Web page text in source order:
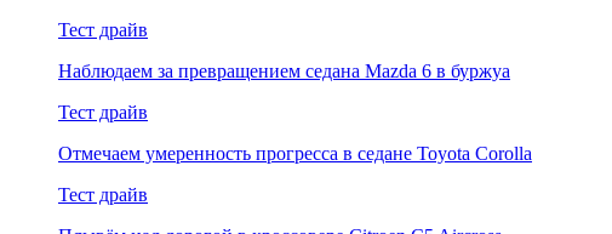
Тест драйв
Наблюдаем за превращением седана Mazda 6 в буржуа
Тест драйв
Отмечаем умеренность прогресса в седане Toyota Corolla
Тест драйв